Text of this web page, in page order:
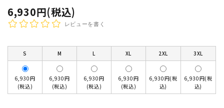
6,930円(税込)
レビューを書く
S M L XL 2XL 3XL
6,930円
(税込)
6,930円
(税込)
6,930円
(税込)
6,930円
(税込)
6,930円(税
込)
6,930円(税
込)